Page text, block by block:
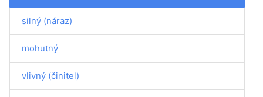
silný (náraz)
mohutný
vlivný (činitel)